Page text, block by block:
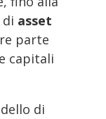
asset
parte
capitali
di